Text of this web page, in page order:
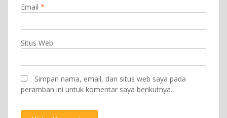
Email *
Situs Web
Simpan nama, email, dan situs web saya pada
peramban ini untuk komentar saya berikutnya.